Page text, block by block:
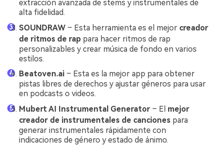
extracción avanzada de stems y instrumentales de
alta fidelidad.
SOUNDRAW – Esta herramienta es el mejor creador
de ritmos de rap para hacer ritmos de rap
personalizables y crear música de fondo en varios
estilos.
Beatoven.ai – Esta es la mejor app para obtener
pistas libres de derechos y ajustar géneros para usar
en podcasts o videos.
Mubert AI Instrumental Generator – El mejor
creador de instrumentales de canciones para
generar instrumentales rápidamente con
indicaciones de género y estado de ánimo.